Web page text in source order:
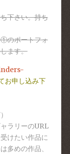
下さい。持ち
のポートフォ
ます。
お申し込み下
ラリーのURL
けたい作品に
多めの作品、